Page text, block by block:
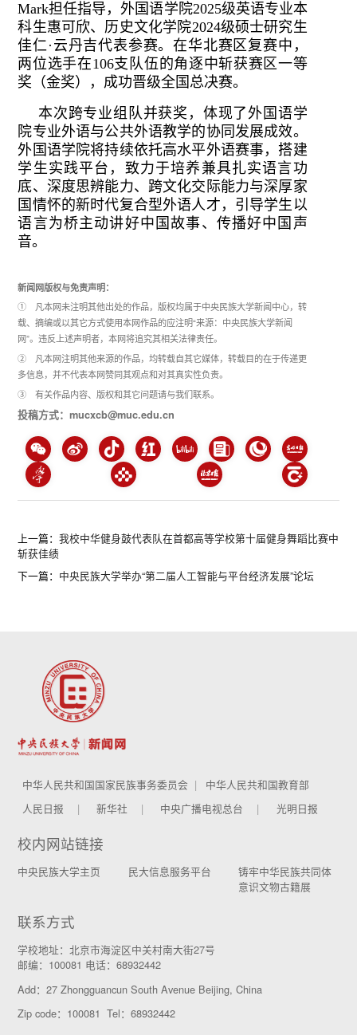
Mark担任指导，外国语学院2025级英语专业本
科生惠可欣、历史文化学院2024级硕士研究生
佳仁·云丹吉代表参赛。在华北赛区复赛中，
两位选手在106支队伍的角逐中斩获赛区一等
奖（金奖），成功晋级全国总决赛。
本次跨专业组队并获奖，体现了外国语学
院专业外语与公共外语教学的协同发展成效。
外国语学院将持续依托高水平外语赛事，搭建
学生实践平台，致力于培养兼具扎实语言功
底、深度思辨能力、跨文化交际能力与深厚家
国情怀的新时代复合型外语人才，引导学生以
语言为桥主动讲好中国故事、传播好中国声
音。
新闻网版权与免责声明：
① 凡本网未注明其他出处的作品，版权均属于中央民族大学新闻中心，转
载、摘编或以其它方式使用本网作品的应注明“来源：中央民族大学新闻
网”。违反上述声明者，本网将追究其相关法律责任。
② 凡本网注明其他来源的作品，均转载自其它媒体，转载目的在于传递更
多信息，并不代表本网赞同其观点和对其真实性负责。
③ 有关作品内容、版权和其它问题请与我们联系。
投稿方式：mucxcb@muc.edu.cn
上一篇：我校中华健身鼓代表队在首都高等学校第十届健身舞蹈比赛中
斩获佳绩
下一篇： 中央民族大学举办“第二届人工智能与平台经济发展”论坛
中华人民共和国国家民族事务委员会
中华人民共和国教育部
人民日报
新华社 中央广播电视总台 光明日报
校内网站链接
中央民族大学主页 民大信息服务平台
铸牢中华民族共同体
意识文物古籍展
联系方式
学校地址：北京市海淀区中关村南大街27号
邮编：100081 电话：68932442
Add：27 Zhongguancun South Avenue Beijing, China
Zip code：100081 Tel：68932442